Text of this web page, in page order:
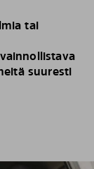
tai
suuresti